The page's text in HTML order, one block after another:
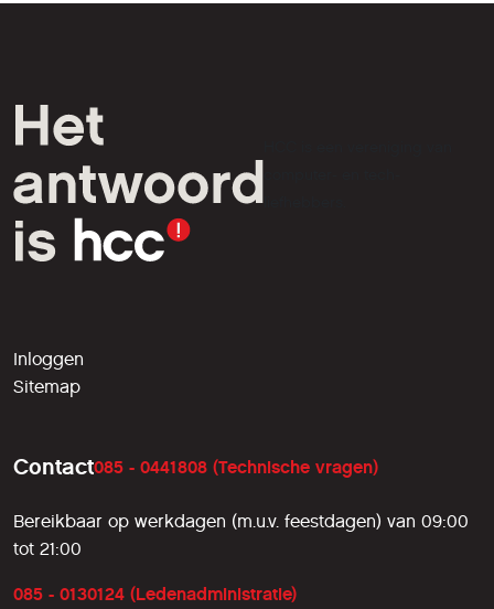
liefhebbers.
Inloggen
Sitemap
Contact085 - 0441808 (Technische vragen)
Bereikbaar op werkdagen (m.u.v. feestdagen) van 09:00
tot 21:00
085 - 0130124 (Ledenadministratie)